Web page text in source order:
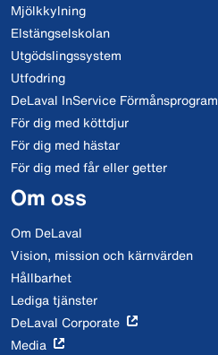
Mjölkkylning
Elstängselskolan
Utgödslingssystem
Utfodring
DeLaval InService Förmånsprogram
För dig med köttdjur
För dig med hästar
För dig med får eller getter
Om oss
Om DeLaval
Vision, mission och kärnvärden
Hållbarhet
Lediga tjänster
DeLaval Corporate
Media